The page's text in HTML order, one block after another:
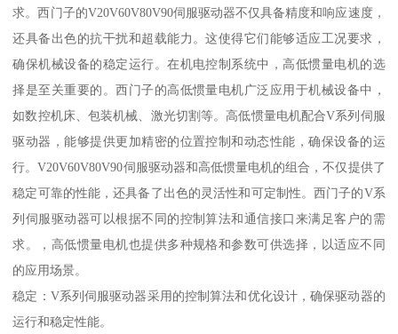
求。西门子的V20V60V80V90伺服驱动器不仅具备精度和响应速度，
还具备出色的抗干扰和超载能力。这使得它们能够适应工况要求，
确保机械设备的稳定运行。在机电控制系统中，高低惯量电机的选
择是至关重要的。西门子的高低惯量电机广泛应用于机械设备中，
如数控机床、包装机械、激光切割等。高低惯量电机配合V系列伺服
驱动器，能够提供更加精密的位置控制和动态性能，确保设备的运
行。V20V60V80V90伺服驱动器和高低惯量电机的组合，不仅提供了
稳定可靠的性能，还具备了出色的灵活性和可定制性。西门子的V系
列伺服驱动器可以根据不同的控制算法和通信接口来满足客户的需
求。，高低惯量电机也提供多种规格和参数可供选择，以适应不同
的应用场景。
稳定：V系列伺服驱动器采用的控制算法和优化设计，确保驱动器的
运行和稳定性能。